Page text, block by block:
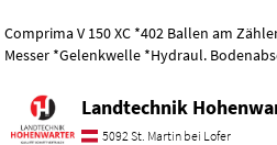
Comprima V 150 XC *402 Ballen am Zähler *Zugöse Obenanhängung *Schneidwerk mit 17
Messer *Gelenkwelle
Landtechnik
5092 St. Martin bei Lofer